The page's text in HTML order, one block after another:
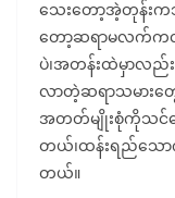
သေးတော့အဲ့တုန်းက
တော့ဆရာမလက်ကလွ
ပဲ၊အတန်းထဲမှာလ
လာတဲ့ဆရာသမားတွ
အတတ်မျိုးစုံကိုသင်
တယ်၊ထန်းရည်သေ
တယ်။